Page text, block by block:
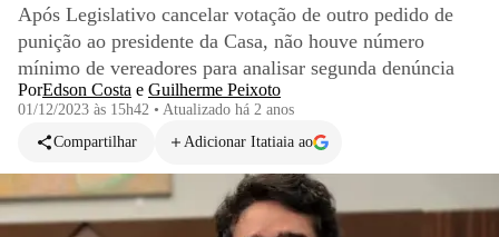
Após Legislativo cancelar votação de outro pedido de
punição ao presidente da Casa, não houve número
mínimo de vereadores para analisar segunda denúncia
PorEdson Costa e Guilherme Peixoto
01/12/2023 às 15h42 • Atualizado há 2 anos
Compartilhar
Adicionar Itatiaia ao